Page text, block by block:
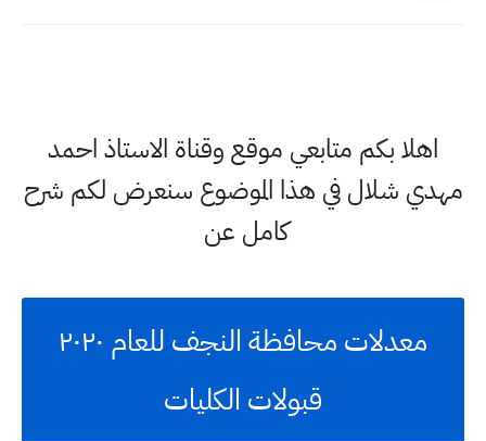
اهلا بكم متابعي موقع وقناة الاستاذ احمد
مهدي شلال في هذا الموضوع سنعرض لكم شرح
كامل عن
معدلات محافظة النجف للعام ٢٠٢٠
قبولات الكليات